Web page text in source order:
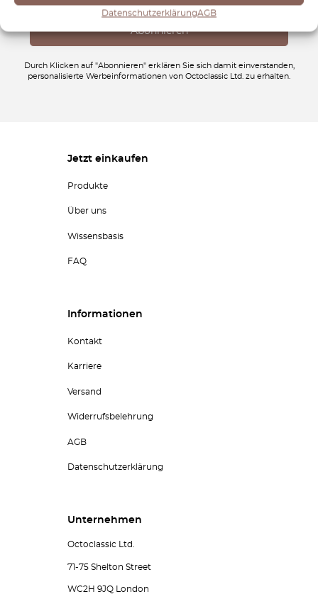
DatenschutzerklärungAGB
Durch Klicken auf "Abonnieren" erklären Sie sich damit einverstanden,
personalisierte Werbeinformationen von Octoclassic Ltd. zu erhalten.
Jetzt einkaufen
Produkte
Über uns
Wissensbasis
FAQ
Informationen
Kontakt
Karriere
Versand
Widerrufsbelehrung
AGB
Datenschutzerklärung
Unternehmen
Octoclassic Ltd.
71-75 Shelton Street
WC2H 9JQ London